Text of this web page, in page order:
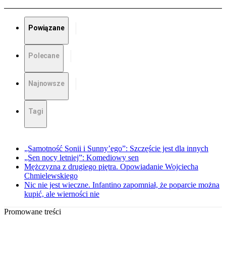
Powiązane
Polecane
Najnowsze
Tagi
„Samotność Sonii i Sunny’ego”: Szczęście jest dla innych
„Sen nocy letniej”: Komediowy sen
Mężczyzna z drugiego piętra. Opowiadanie Wojciecha
Chmielewskiego
Nic nie jest wieczne. Infantino zapomniał, że poparcie można
kupić, ale wierności nie
Promowane treści